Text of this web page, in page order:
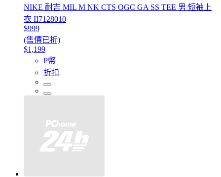
NIKE 耐吉 MIL M NK CTS OGC GA SS TEE 男 短袖上
衣 II7128010
$999
(售價已折)
$1,199
P幣
折扣